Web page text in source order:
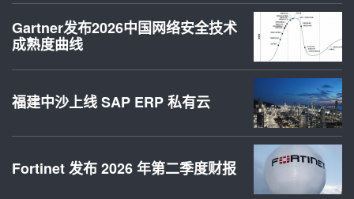
Gartner发布2026中国网络安全技术
成熟度曲线
福建中沙上线 SAP ERP 私有云
Fortinet 发布 2026 年第二季度财报